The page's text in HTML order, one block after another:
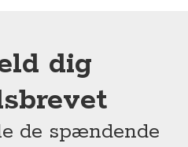
dig
de spændende